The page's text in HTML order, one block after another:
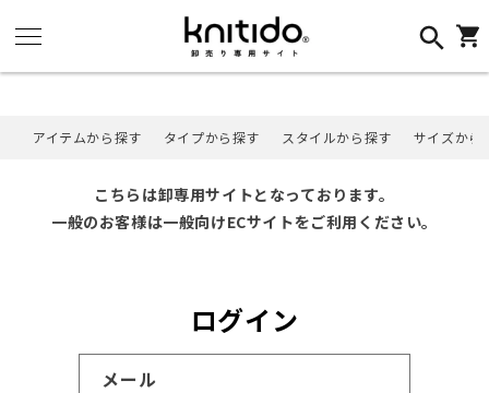
ンツに
進む
カ
アイテムから探す タイプから探す スタイルから探す サイズから
こちらは卸専用サイトとなっております。
一般のお客様は一般向けECサイトをご利用ください。
ログイン
メール